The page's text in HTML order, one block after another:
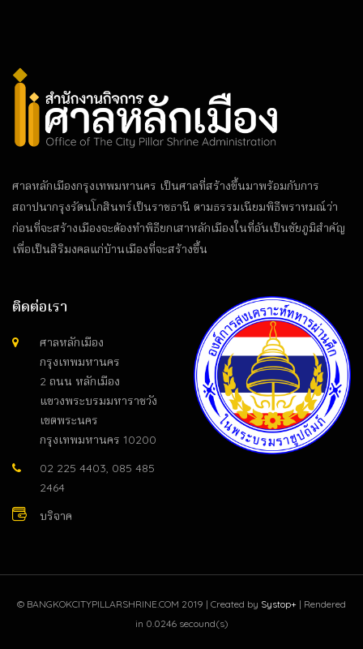
ศาลหลักเมืองกรุงเทพมหานคร เป็นศาลที่สร้างขึ้นมาพร้อมกับการ
สถาปนากรุงรัตนโกสินทร์เป็นราชธานี ตามธรรมเนียมพิธีพราหมณ์ว่า
ก่อนที่จะสร้างเมืองจะต้องทำพิธียกเสาหลักเมืองในที่อันเป็นชัยภูมิสำคัญ
เพื่อเป็นสิริมงคลแก่บ้านเมืองที่จะสร้างขึ้น
ติดต่อเรา
ศาลหลักเมือง
กรุงเทพมหานคร
2 ถนน หลักเมือง
แขวงพระบรมมหาราชวัง
เขตพระนคร
กรุงเทพมหานคร 10200
02 225 4403, 085 485
2464
บริจาค
© BANGKOKCITYPILLARSHRINE.COM 2019 | Created by Systop+ | Rendered
in 0.0246 secound(s)